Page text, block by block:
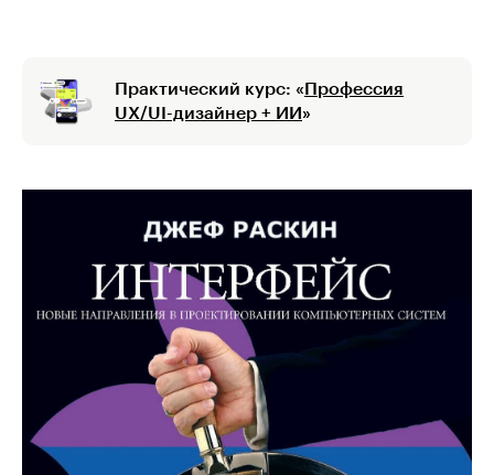
Практический курс: « Профессия
UX/UI-дизайнер + ИИ »